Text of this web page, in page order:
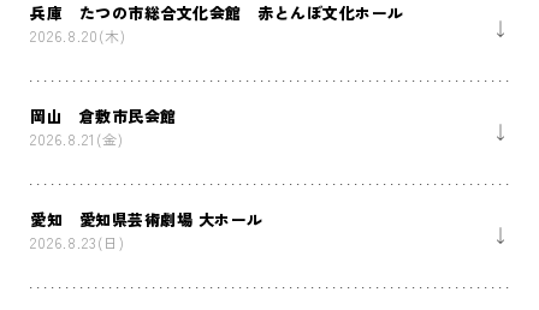
兵庫 たつの市総合文化会館 赤とんぼ文化ホール
2026.8.20(木)
岡山 倉敷市民会館
2026.8.21(金)
愛知 愛知県芸術劇場 大ホール
2026.8.23(日)